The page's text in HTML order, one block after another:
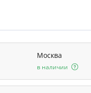
Москва
в наличии